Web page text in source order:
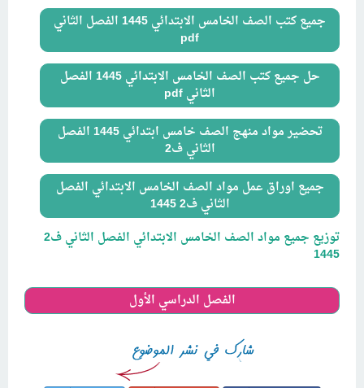
جميع كتب الصف الخامس الابتدائي 1445 الفصل الثاني
pdf
حل جميع كتب الصف الخامس الابتدائي 1445 الفصل
الثاني pdf
تحضير مواد منهج الصف خامس ابتدائي 1445 الفصل
الثاني ف2
جميع اوراق عمل مواد الصف الخامس الابتدائي الفصل
الثاني ف2 1445
توزيع جميع مواد الصف الخامس الابتدائي الفصل الثاني ف2
1445
الفصل الدراسي الأول